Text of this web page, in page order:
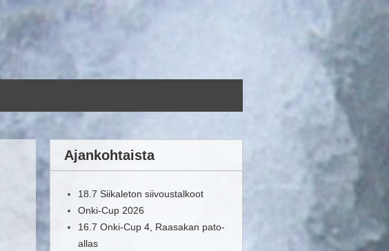
Ajankohtaista
18.7 Siikaleton siivoustalkoot
Onki-Cup 2026
16.7 Onki-Cup 4, Raasakan pato-
allas